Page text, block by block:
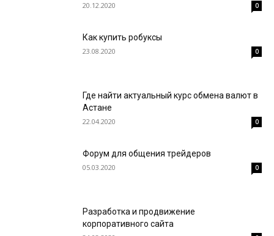
20.12.2020 0
Как купить робуксы
23.08.2020 0
Где найти актуальный курс обмена валют в
Астане
22.04.2020 0
Форум для общения трейдеров
05.03.2020 0
Разработка и продвижение
корпоративного сайта